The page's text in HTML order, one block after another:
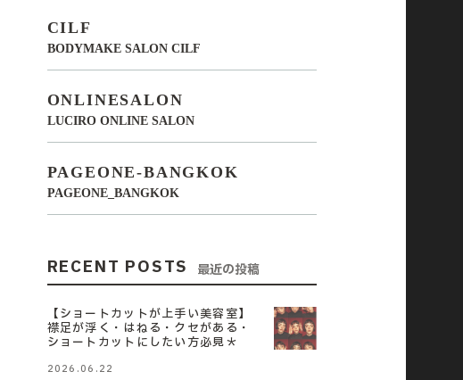
CILF
BODYMAKE SALON CILF
ONLINESALON
LUCIRO ONLINE SALON
PAGEONE-BANGKOK
PAGEONE_BANGKOK
RECENT POSTS 最近の投稿
【ショートカットが上手い美容室】
襟足が浮く・はねる・クセがある・
ショートカットにしたい方必見＊
2026.06.22